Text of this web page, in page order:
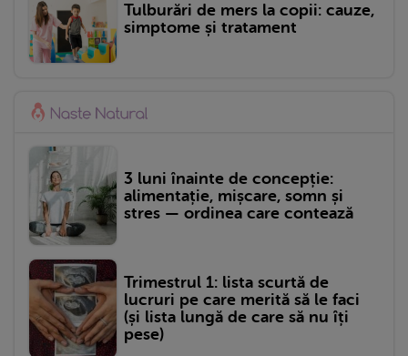
Tulburări de mers la copii: cauze,
simptome și tratament
3 luni înainte de concepție:
alimentație, mișcare, somn și
stres — ordinea care contează
Trimestrul 1: lista scurtă de
lucruri pe care merită să le faci
(și lista lungă de care să nu îți
pese)